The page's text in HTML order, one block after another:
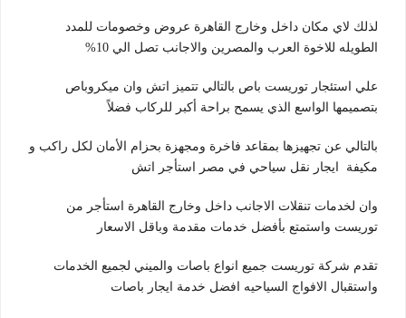
لذلك لاي مكان داخل وخارج القاهرة عروض وخصومات للمدد
الطويله للاخوة العرب والمصرين والاجانب تصل الي 10%
علي استئجار توريست باص بالتالي تتميز اتش وان ميكروباص
بتصميمها الواسع الذي يسمح براحة أكبر للركاب فضلاً
بالتالي عن تجهيزها بمقاعد فاخرة ومجهزة بحزام الأمان لكل راكب و
مكيفة ايجار نقل سياحي في مصر استأجر اتش
وان لخدمات تنقلات الاجانب داخل وخارج القاهرة استأجر من
توريست واستمتع بأفضل خدمات مقدمة وباقل الاسعار
تقدم شركة توريست جميع انواع باصات والميني لجميع الخدمات
واستقبال الافواج السياحيه افضل خدمة ايجار باصات